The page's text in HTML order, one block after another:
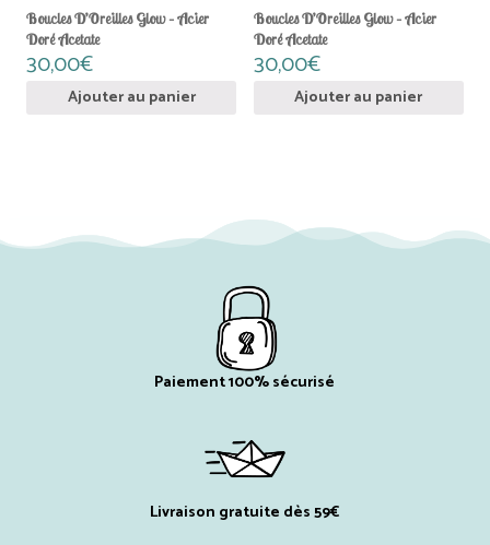
Boucles D’Oreilles Glow – Acier
Doré Acetate
30,00€
Ajouter au panier
Boucles D’Oreilles Glow – Acier
Doré Acetate
30,00€
Ajouter au panier
Paiement 100% sécurisé
Livraison gratuite dès 59€